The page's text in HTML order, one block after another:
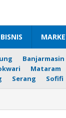
BISNIS
Banjarmasin
Mataram
Serang Sofifi